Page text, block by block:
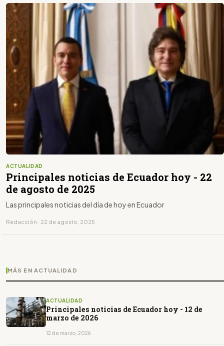
ACTUALIDAD
Principales noticias de Ecuador hoy - 22
de agosto de 2025
Las principales noticias del día de hoy en Ecuador
Redacción · 22 de agosto, 2025
MÁS EN ACTUALIDAD
ACTUALIDAD
Principales noticias de Ecuador hoy - 12 de
marzo de 2026
12 de marzo, 2026